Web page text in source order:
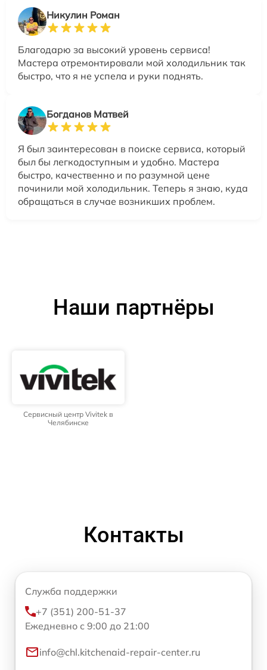
Никулин Роман
Благодарю за высокий уровень сервиса!
Мастера отремонтировали мой холодильник так
быстро, что я не успела и руки поднять.
Богданов Матвей
Я был заинтересован в поиске сервиса, который
был бы легкодоступным и удобно. Мастера
быстро, качественно и по разумной цене
починили мой холодильник. Теперь я знаю, куда
обращаться в случае возникших проблем.
Наши партнёры
Сервисный центр Vivitek в
Челябинске
Контакты
Служба поддержки
+7 (351) 200-51-37
Ежедневно с 9:00 до 21:00
info@chl.kitchenaid-repair-center.ru